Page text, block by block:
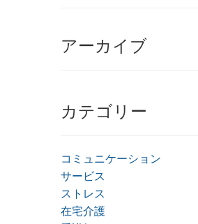
アーカイブ
カテゴリー
コミュニケーション
サービス
ストレス
在宅介護